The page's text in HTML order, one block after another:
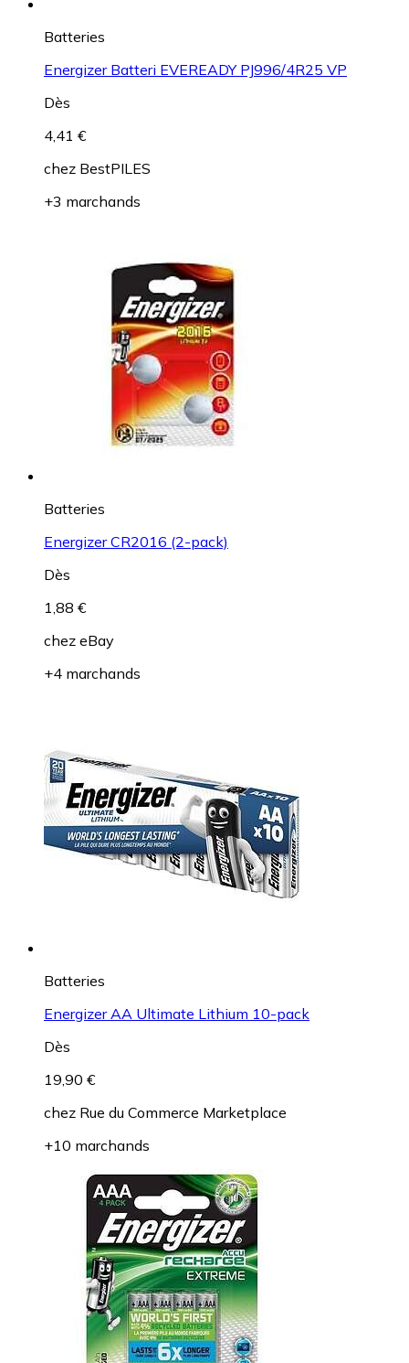
Batteries
Energizer Batteri EVEREADY PJ996/4R25 VP
Dès
4,41 €
chez BestPILES
+3 marchands
Batteries
Energizer CR2016 (2-pack)
Dès
1,88 €
chez eBay
+4 marchands
Batteries
Energizer AA Ultimate Lithium 10-pack
Dès
19,90 €
chez Rue du Commerce Marketplace
+10 marchands